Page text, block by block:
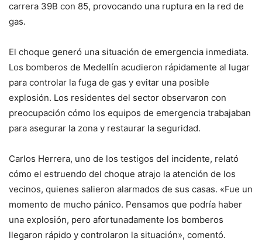
carrera 39B con 85, provocando una ruptura en la red de
gas.
El choque generó una situación de emergencia inmediata.
Los bomberos de Medellín acudieron rápidamente al lugar
para controlar la fuga de gas y evitar una posible
explosión. Los residentes del sector observaron con
preocupación cómo los equipos de emergencia trabajaban
para asegurar la zona y restaurar la seguridad.
Carlos Herrera, uno de los testigos del incidente, relató
cómo el estruendo del choque atrajo la atención de los
vecinos, quienes salieron alarmados de sus casas. «Fue un
momento de mucho pánico. Pensamos que podría haber
una explosión, pero afortunadamente los bomberos
llegaron rápido y controlaron la situación», comentó.